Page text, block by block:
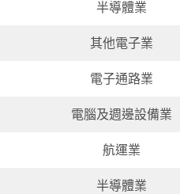
半導體業
其他電子業
電子通路業
電腦及週邊設備業
航運業
半導體業